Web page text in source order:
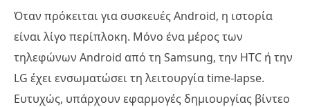
Όταν πρόκειται για συσκευές Android, η ιστορία
είναι λίγο περίπλοκη. Μόνο ένα μέρος των
τηλεφώνων Android από τη Samsung, την HTC ή την
LG έχει ενσωματώσει τη λειτουργία time-lapse.
Ευτυχώς, υπάρχουν εφαρμογές δημιουργίας βίντεο